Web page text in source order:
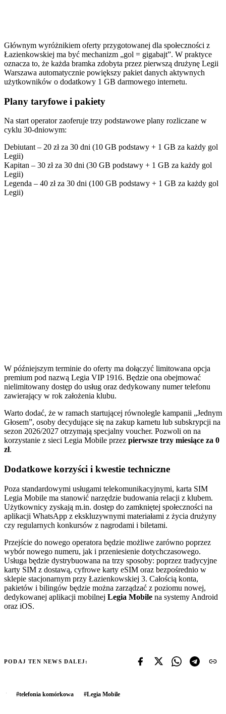
Głównym wyróżnikiem oferty przygotowanej dla społeczności z
Łazienkowskiej ma być mechanizm „gol = gigabajt”. W praktyce
oznacza to, że każda bramka zdobyta przez pierwszą drużynę Legii
Warszawa automatycznie powiększy pakiet danych aktywnych
użytkowników o dodatkowy 1 GB darmowego internetu.
Plany taryfowe i pakiety
Na start operator zaoferuje trzy podstawowe plany rozliczane w
cyklu 30-dniowym:
Debiutant – 20 zł za 30 dni (10 GB podstawy + 1 GB za każdy gol
Legii)
Kapitan – 30 zł za 30 dni (30 GB podstawy + 1 GB za każdy gol
Legii)
Legenda – 40 zł za 30 dni (100 GB podstawy + 1 GB za każdy gol
Legii)
W późniejszym terminie do oferty ma dołączyć limitowana opcja
premium pod nazwą Legia VIP 1916. Będzie ona obejmować
nielimitowany dostęp do usług oraz dedykowany numer telefonu
zawierający w rok założenia klubu.
Warto dodać, że w ramach startującej równolegle kampanii „Jednym
Głosem”, osoby decydujące się na zakup karnetu lub subskrypcji na
sezon 2026/2027 otrzymają specjalny voucher. Pozwoli on na
korzystanie z sieci Legia Mobile przez pierwsze trzy miesiące za 0
zł.
Dodatkowe korzyści i kwestie techniczne
Poza standardowymi usługami telekomunikacyjnymi, karta SIM
Legia Mobile ma stanowić narzędzie budowania relacji z klubem.
Użytkownicy zyskają m.in. dostęp do zamkniętej społeczności na
aplikacji WhatsApp z ekskluzywnymi materiałami z życia drużyny
czy regularnych konkursów z nagrodami i biletami.
Przejście do nowego operatora będzie możliwe zarówno poprzez
wybór nowego numeru, jak i przeniesienie dotychczasowego.
Usługa będzie dystrybuowana na trzy sposoby: poprzez tradycyjne
karty SIM z dostawą, cyfrowe karty eSIM oraz bezpośrednio w
sklepie stacjonarnym przy Łazienkowskiej 3. Całością konta,
pakietów i bilingów będzie można zarządzać z poziomu nowej,
dedykowanej aplikacji mobilnej Legia Mobile na systemy Android
oraz iOS.
PODAJ TEN NEWS DALEJ:
#telefonia komórkowa #Legia Mobile